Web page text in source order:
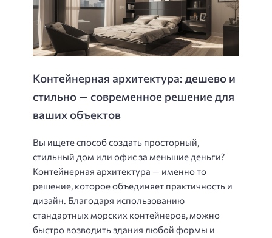
Контейнерная архитектура: дешево и
стильно — современное решение для
ваших объектов
Вы ищете способ создать просторный,
стильный дом или офис за меньшие деньги?
Контейнерная архитектура — именно то
решение, которое объединяет практичность и
дизайн. Благодаря использованию
стандартных морских контейнеров, можно
быстро возводить здания любой формы и